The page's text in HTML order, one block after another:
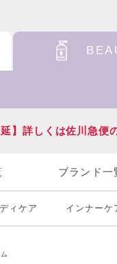
】詳しくは佐川急便
ブランド一
ィケア インナーケ